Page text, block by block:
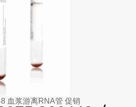
血浆游离RNA管 促销